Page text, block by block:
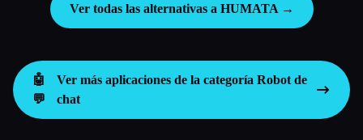
Ver todas las alternativas a HUMATA →
🤖
💬
Ver más aplicaciones de la categoría Robot de
chat